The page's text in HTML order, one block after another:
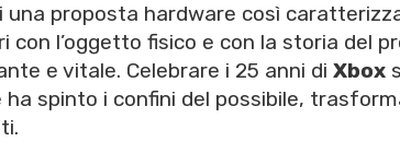
una proposta hardware così
con l’oggetto fisico e con la storia del
e vitale. Celebrare i 25 anni di Xbox
ha spinto i confini del possibile,